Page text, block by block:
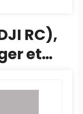
RC),
et